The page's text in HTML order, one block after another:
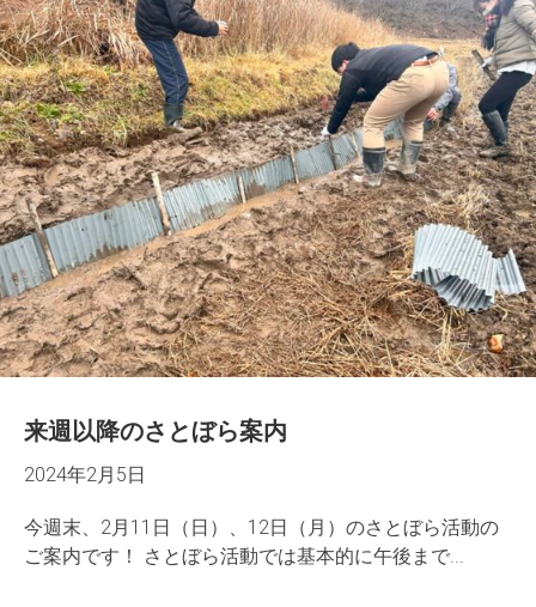
来週以降のさとぼら案内
2024年2月5日
今週末、2月11日（日）、12日（月）のさとぼら活動の
ご案内です！ さとぼら活動では基本的に午後まで...